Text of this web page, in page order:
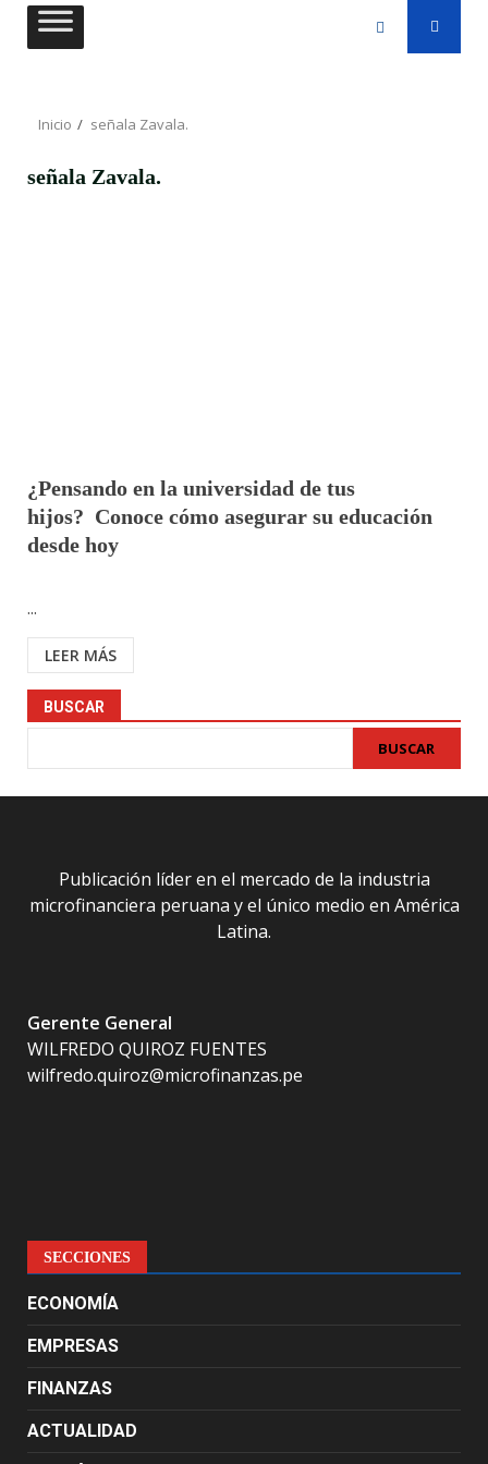
Saltar
Inicio señala Zavala.
señala Zavala.
¿Pensando en la universidad de tus
hijos? Conoce cómo asegurar su educación
desde hoy
...
LEER MÁS
BUSCAR
BUSCAR
Publicación líder en el mercado de la industria
microfinanciera peruana y el único medio en América
Latina.
Gerente General
WILFREDO QUIROZ FUENTES
wilfredo.quiroz@microfinanzas.pe
SECCIONES
ECONOMÍA
EMPRESAS
FINANZAS
ACTUALIDAD